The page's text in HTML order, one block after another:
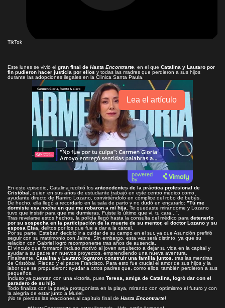
TikTok
Este lunes se vivió el gran final de Hasta Encontrarte , en el que Catalina y Lautaro por
fin pudieron hacer justicia por ellos y todas las madres que perdieron a sus hijos
durante las adopciones ilegales en la Clínica Santa Paula.
Lea el artículo
powered
by
En este episodio, Catalina recibió los antecedentes de la práctica profesional de
Cristóbal , quien en sus años de estudiante trabajó en este centro médico como
ayudante directo de Ramiro Lozano, convirtiéndolo en cómplice del robo de bebés.
De hecho, ella llegó a recordarlo en la sala de parto y no dudó en encararlo: "Tú me
dormiste esa noche en que me robaron a mi hija.
Te quedaste mirándome y Lozano
tuvo que insistir para que me durmieras. Fuiste lo último que vi, tu cara...".
Tras revelarse estos hechos, la policía llegó hasta la consulta del médico para detenerlo
por su sospecha en la participación de la muerte de su mentor, el doctor Lozano y su
esposa Elsa,
delitos por los que fue a dar a la cárcel.
Por su parte, Esteban decidió ir a cuidar de su campo en el sur, ya que Asunción prefirió
seguir con su matrimonio con Jaime. Sin embargo, esta vez será distinto, ya que su
relación con Gabriel logró recomponerse tras años de ausencia.
El vínculo que formaron incluso motivó al joven arquitecto a dejar su vida en la capital y
ayudar a su padre en nuevos proyectos, emprendiendo una nueva aventura.
Finalmente,
Catalina y Lautaro lograron construir una familia juntos , tras las mentiras
de Cristóbal, Piedad y el padre Francisco. Para esto fue crucial el amor de sus hijos y la
labor que se propusieron: ayudar a otros padres que, como ellos, también perdieron a sus
pequeños.
Incluso ya cuentan con una victoria, pues Teresa, amiga de Catalina, logró dar con el
paradero de su hijo
Todo finaliza con la pareja protagonista en la playa, mirando con optimismo el futuro y con
la alegría de estar junto a Muriel.
¡No te pierdas las reacciones al capítulo final de Hasta Encontrarte!